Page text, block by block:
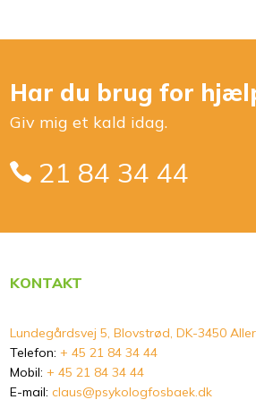
Har du brug for
Giv mig et kald idag.
21 84 34 44
KONTAKT
Lundegårdsvej 5, Blovstrød, DK-3450
Telefon: + 45 21 84 34 44
Mobil: + 45 21 84 34 44
E-mail: claus@psykologfosbaek.dk